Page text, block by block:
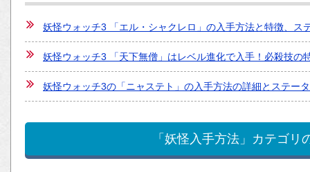
妖怪ウォッチ3 「エル・シャクレロ」の入手方法と特徴、ス
妖怪ウォッチ3 「天下無僧」はレベル進化で入手！必殺技の
妖怪ウォッチ3の「ニャステト」の入手方法の詳細とステー
「妖怪入手方法」カテゴリ